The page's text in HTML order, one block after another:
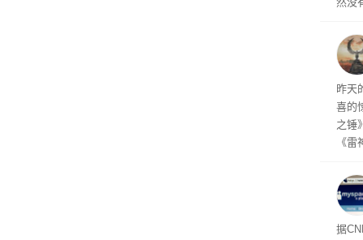
有
着——
线
昨天
喜的
之锤
《
ox
出震
据